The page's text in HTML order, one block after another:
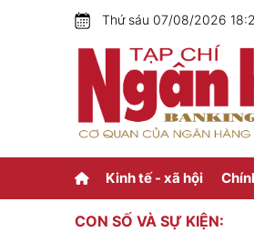
Thứ sáu 07/08/2026
Kinh tế - xã hội
CON SỐ VÀ SỰ KIỆN: